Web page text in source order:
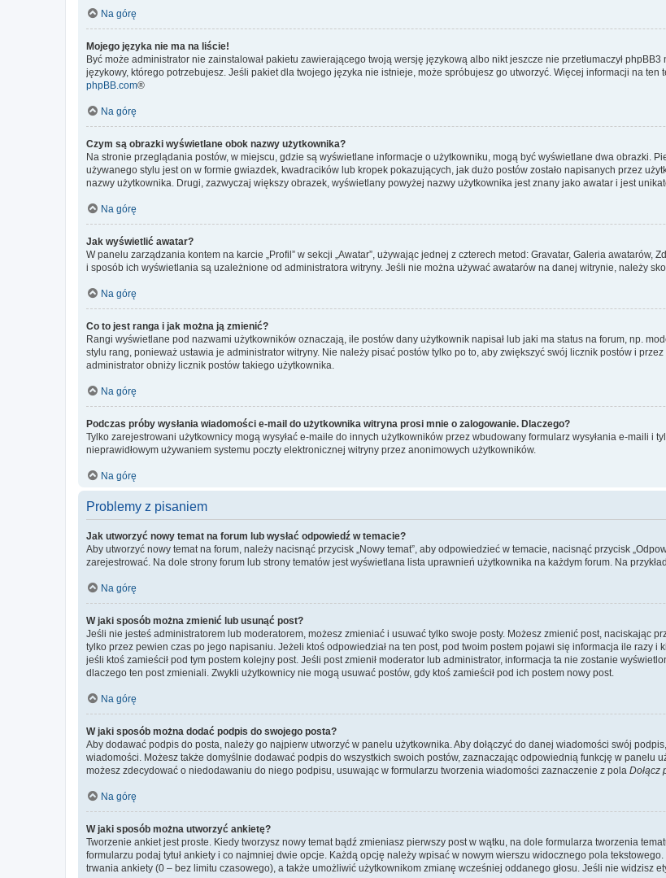
Na górę
Mojego języka nie ma na liście!
Być może administrator nie zainstalował pakietu zawierającego twoją wersję językową albo nikt jeszcze nie przetłumaczył
językowy, którego potrzebujesz. Jeśli pakiet dla twojego języka nie istnieje, może spróbujesz go utworzyć. Więcej informacji na ten
phpBB.com®
Na górę
Czym są obrazki wyświetlane obok nazwy użytkownika?
Na stronie przeglądania postów, w miejscu, gdzie są wyświetlane informacje o użytkowniku, mogą być wyświetlane dwa obrazki.
używanego stylu jest on w formie gwiazdek, kwadracików lub kropek pokazujących, jak dużo postów zostało napisanych przez
nazwy użytkownika. Drugi, zazwyczaj większy obrazek, wyświetlany powyżej nazwy użytkownika jest znany jako awatar i jest
Na górę
Jak wyświetlić awatar?
W panelu zarządzania kontem na karcie „Profil” w sekcji „Awatar”, używając jednej z czterech metod: Gravatar, Galeria
i sposób ich wyświetlania są uzależnione od administratora witryny. Jeśli nie można używać awatarów na danej witrynie, należy
Na górę
Co to jest ranga i jak można ją zmienić?
Rangi wyświetlane pod nazwami użytkowników oznaczają, ile postów dany użytkownik napisał lub jaki ma status na forum, np.
stylu rang, ponieważ ustawia je administrator witryny. Nie należy pisać postów tylko po to, aby zwiększyć swój licznik postów i
administrator obniży licznik postów takiego użytkownika.
Na górę
Podczas próby wysłania wiadomości e-mail do użytkownika witryna prosi mnie o zalogowanie. Dlaczego?
Tylko zarejestrowani użytkownicy mogą wysyłać e-maile do innych użytkowników przez wbudowany formularz wysyłania e-maili i
nieprawidłowym używaniem systemu poczty elektronicznej witryny przez anonimowych użytkowników.
Na górę
Problemy z pisaniem
Jak utworzyć nowy temat na forum lub wysłać odpowiedź w temacie?
Aby utworzyć nowy temat na forum, należy nacisnąć przycisk „Nowy temat”, aby odpowiedzieć w temacie, nacisnąć przycisk
zarejestrować. Na dole strony forum lub strony tematów jest wyświetlana lista uprawnień użytkownika na każdym forum. Na
Na górę
W jaki sposób można zmienić lub usunąć post?
Jeśli nie jesteś administratorem lub moderatorem, możesz zmieniać i usuwać tylko swoje posty. Możesz zmienić post, naciskając
tylko przez pewien czas po jego napisaniu. Jeżeli ktoś odpowiedział na ten post, pod twoim postem pojawi się informacja ile razy i
jeśli ktoś zamieścił pod tym postem kolejny post. Jeśli post zmienił moderator lub administrator, informacja ta nie zostanie
dlaczego ten post zmieniali. Zwykli użytkownicy nie mogą usuwać postów, gdy ktoś zamieścił pod ich postem nowy post.
Na górę
W jaki sposób można dodać podpis do swojego posta?
Aby dodawać podpis do posta, należy go najpierw utworzyć w panelu użytkownika. Aby dołączyć do danej wiadomości swój
wiadomości. Możesz także domyślnie dodawać podpis do wszystkich swoich postów, zaznaczając odpowiednią funkcję w panelu
możesz zdecydować o niedodawaniu do niego podpisu, usuwając w formularzu tworzenia wiadomości zaznaczenie z pola Dołącz
Na górę
W jaki sposób można utworzyć ankietę?
Tworzenie ankiet jest proste. Kiedy tworzysz nowy temat bądź zmieniasz pierwszy post w wątku, na dole formularza tworzenia
formularzu podaj tytuł ankiety i co najmniej dwie opcje. Każdą opcję należy wpisać w nowym wierszu widocznego pola
trwania ankiety (0 – bez limitu czasowego), a także umożliwić użytkownikom zmianę wcześniej oddanego głosu. Jeśli nie widzisz